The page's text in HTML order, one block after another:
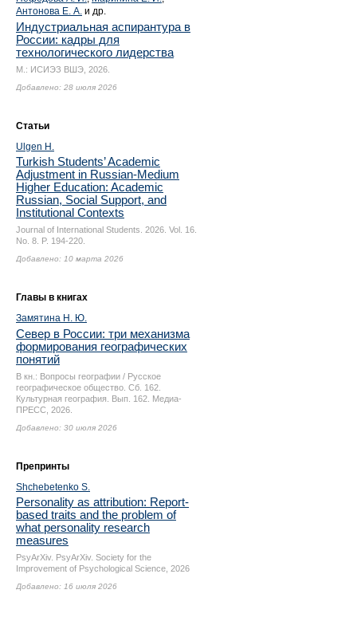
Антонова Е. А. и др.
Индустриальная аспирантура в
России: кадры для
технологического лидерства
М.: ИСИЭЗ ВШЭ, 2026.
Добавлено: 28 июля 2026
Статьи
Ulgen H.
Turkish Students’ Academic
Adjustment in Russian-Medium
Higher Education: Academic
Russian, Social Support, and
Institutional Contexts
Journal of International Students. 2026. Vol. 16.
No. 8. P. 194-220.
Добавлено: 10 марта 2026
Главы в книгах
Замятина Н. Ю.
Север в России: три механизма
формирования географических
понятий
В кн.: Вопросы географии / Русское
географическое общество. Сб. 162.
Культурная география. Вып. 162. Медиа-
ПРЕСС, 2026.
Добавлено: 30 июля 2026
Препринты
Shchebetenko S.
Personality as attribution: Report-
based traits and the problem of
what personality research
measures
PsyArXiv. PsyArXiv. Society for the
Improvement of Psychological Science, 2026
Добавлено: 16 июля 2026